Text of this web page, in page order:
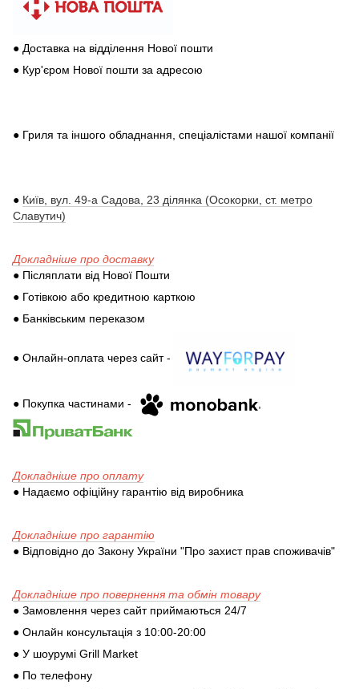
● Доставка на відділення Нової пошти
● Кур'єром Нової пошти за адресою
● Гриля та іншого обладнання, спеціалістами нашої компанії
● Київ, вул. 49-а Садова, 23 ділянка (Осокорки, ст. метро
Славутич)
Докладніше про доставку
● Післяплати від Нової Пошти
● Готівкою або кредитною карткою
● Банківським переказом
● Онлайн-оплата через сайт -
● Покупка частинами -
Докладніше про оплату
● Надаємо офіційну гарантію від виробника
Докладніше про гарантію
● Відповідно до Закону України "Про захист прав споживачів"
Докладніше про повернення та обмін товару
● Замовлення через сайт приймаються 24/7
● Онлайн консультація з 10:00-20:00
● У шоурумі Grill Market
● По телефону